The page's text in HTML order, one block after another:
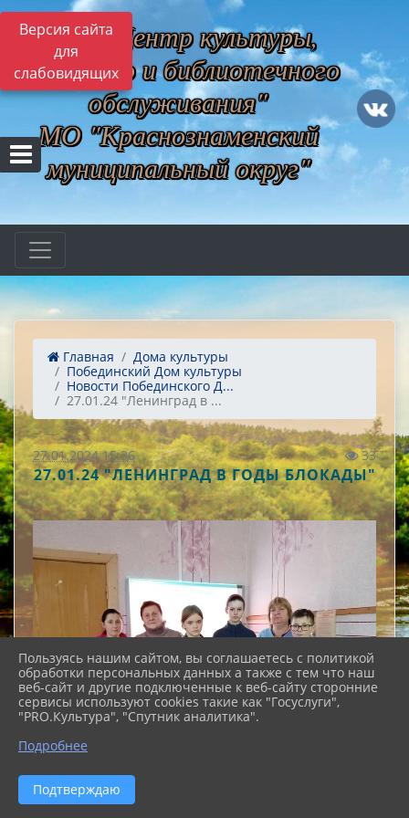
Версия сайта
для
слабовидящих
МБУ "Центр культуры,
музейного и библиотечного
обслуживания"
МО "Краснознаменский
муниципальный округ"
Главная
Дома культуры
Побединский Дом культуры
Новости Побединского Д...
27.01.24 "Ленинград в ...
27.01.2024 15:36 33
27.01.24 "ЛЕНИНГРАД В ГОДЫ БЛОКАДЫ"
"Ленинград в годы блокады"
Пользуясь нашим сайтом, вы соглашаетесь с политикой
обработки персональных данных а также с тем что наш
веб-сайт и другие подключенные к веб-сайту сторонние
сервисы используют cookies такие как "Госуслуги",
"PRO.Культура", "Спутник аналитика".
Подробнее
Подтверждаю